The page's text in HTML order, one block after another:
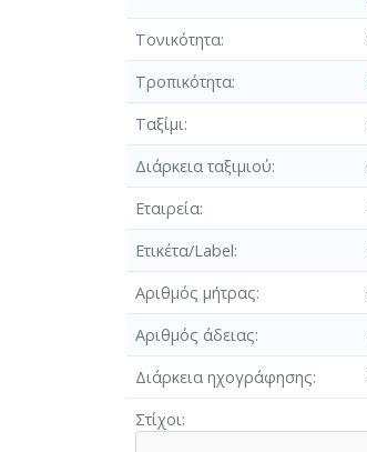
Τονικότητα
Τροπικότητα
Ταξίμι
Διάρκεια ταξιμιού
Εταιρεία
Ετικέτα/Label
Αριθμός μήτρας
Αριθμός άδειας
Διάρκεια ηχογράφησης
Στίχοι